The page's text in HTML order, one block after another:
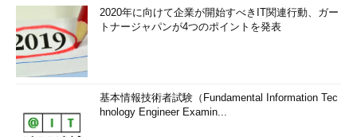
2020年に向けて企業が開始すべきIT関連行動、ガー
トナージャパンが4つのポイントを発表
基本情報技術者試験（Fundamental Information Tec
hnology Engineer Examin...